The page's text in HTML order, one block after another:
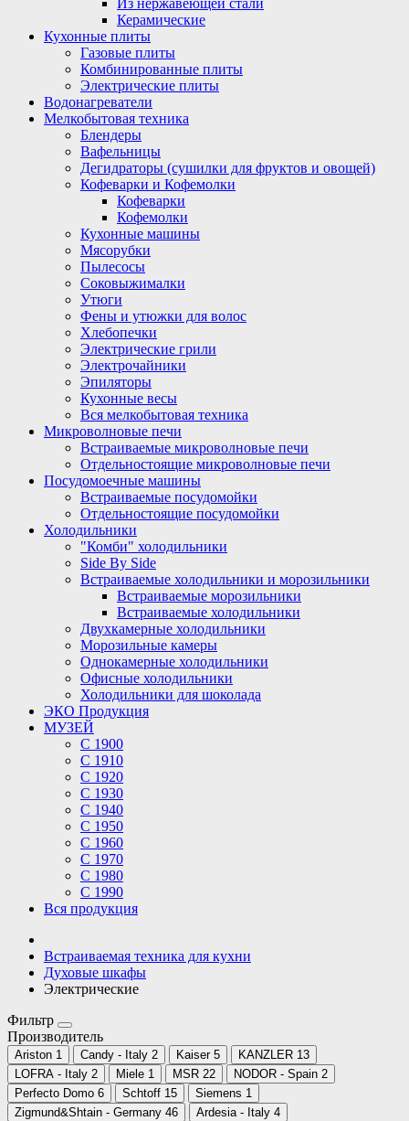
Из нержавеющей стали
Керамические
Кухонные плиты
Газовые плиты
Комбинированные плиты
Электрические плиты
Водонагреватели
Мелкобытовая техника
Блендеры
Вафельницы
Дегидраторы (сушилки для фруктов и овощей)
Кофеварки и Кофемолки
Кофеварки
Кофемолки
Кухонные машины
Мясорубки
Пылесосы
Соковыжималки
Утюги
Фены и утюжки для волос
Хлебопечки
Электрические грили
Электрочайники
Эпиляторы
Кухонные весы
Вся мелкобытовая техника
Микроволновые печи
Встраиваемые микроволновые печи
Отдельностоящие микроволновые печи
Посудомоечные машины
Встраиваемые посудомойки
Отдельностоящие посудомойки
Холодильники
"Комби" холодильники
Side By Side
Встраиваемые холодильники и морозильники
Встраиваемые морозильники
Встраиваемые холодильники
Двухкамерные холодильники
Морозильные камеры
Однокамерные холодильники
Офисные холодильники
Холодильники для шоколада
ЭКО Продукция
МУЗЕЙ
С 1900
С 1910
C 1920
С 1930
С 1940
С 1950
С 1960
С 1970
С 1980
С 1990
Вся продукция
Встраиваемая техника для кухни
Духовые шкафы
Электрические
Фильтр
Производитель
Ariston 1 Candy - Italy 2 Kaiser 5 KANZLER 13
LOFRA - Italy 2 Miele 1 MSR 22 NODOR - Spain 2
Perfecto Domo 6 Schtoff 15 Siemens 1
Zigmund&Shtain - Germany 46 Ardesia - Italy 4